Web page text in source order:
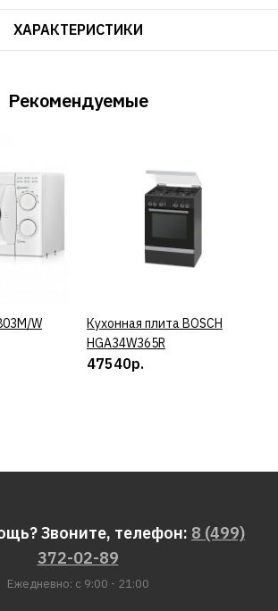
ХАРАКТЕРИСТИКИ
Рекомендуемые
W КУПИТЬ
Кухонная плита BOSCH
HGA34W365R
47540р.
Звоните, телефон: 8 (499)
372-02-89
Ежедневно: с 9:00 - 21:00